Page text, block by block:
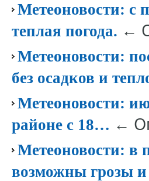
Метеоновости: с
теплая погода. ←
Метеоновости:
без осадков и
Метеоновости:
районе с 18… ←
Метеоновости: в
возможны грозы